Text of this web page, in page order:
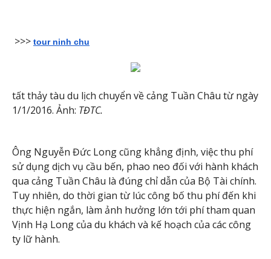
>>> tour ninh chu
tất thảy tàu du lịch chuyển về cảng Tuần Châu từ ngày
1/1/2016. Ảnh: TĐTC.
Ông Nguyễn Đức Long cũng khẳng định, việc thu phí
sử dụng dịch vụ cầu bến, phao neo đối với hành khách
qua cảng Tuần Châu là đúng chỉ dẫn của Bộ Tài chính.
Tuy nhiên, do thời gian từ lúc công bố thu phí đến khi
thực hiện ngắn, làm ảnh hưởng lớn tới phí tham quan
Vịnh Hạ Long của du khách và kế hoạch của các công
ty lữ hành.